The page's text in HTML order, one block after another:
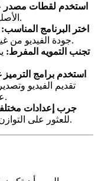
استخدم لقطات مصدر
الأصلية أفضل، كانت النتيجة النهائية أفضل.
اختر البرنامج المناسب:
جودة الفيديو من غيرها. ابحث واختر خيارًا ذا سمعة طيبة.
تجنب التمويه المفرط:
استخدم برامج
تقديم الفيديو
عالي معدل البت لتقليل فقدان الجودة.
جرب إعدادات
للعثور على التوازن الأمثل بين إزالة النص وجودة الفيديو.